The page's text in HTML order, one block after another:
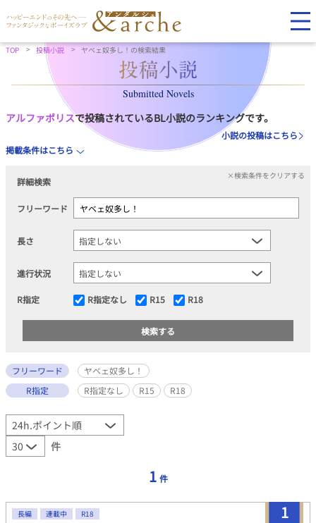
TOP 投稿小説 ヤベェ奴多し！の検索結果
Submitted Novels
アルファポリスで投稿されているBL小説のランキングです。
小説の投稿はこちら
掲載条件はこちら
詳細検索
×検索条件をクリアする
フリーワード
長さ
進行状況
R指定 R指定なし R15 R18
フリーワード
ヤベェ奴多し！
R指定
R指定なし R15 R18
件
1 件
1
長編 連載中 R18